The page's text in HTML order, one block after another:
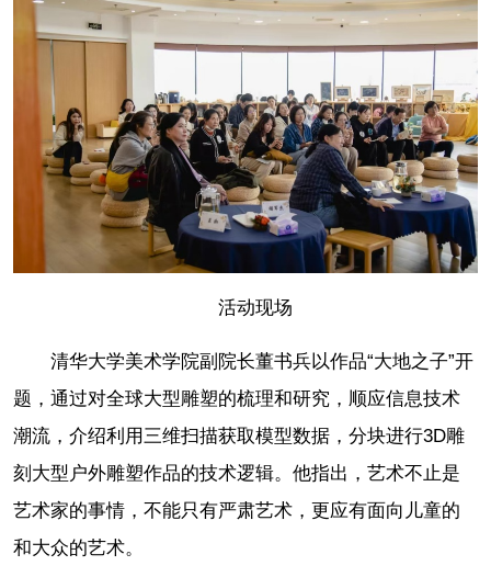
活动现场
清华大学美术学院副院长董书兵以作品“大地之子”开
题，通过对全球大型雕塑的梳理和研究，顺应信息技术
潮流，介绍利用三维扫描获取模型数据，分块进行3D雕
刻大型户外雕塑作品的技术逻辑。他指出，艺术不止是
艺术家的事情，不能只有严肃艺术，更应有面向儿童的
和大众的艺术。